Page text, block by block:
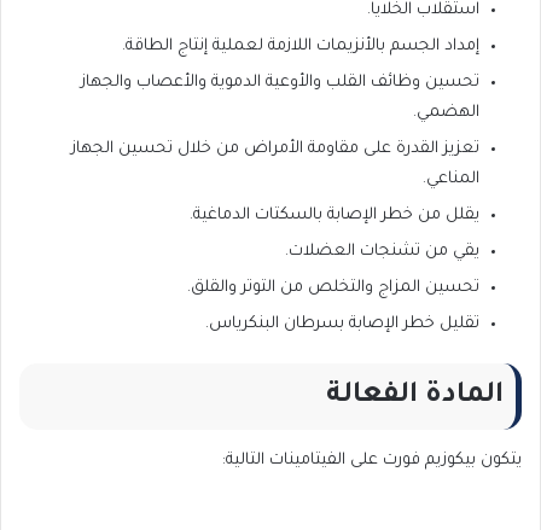
استقلاب الخلايا.
إمداد الجسم بالأنزيمات اللازمة لعملية إنتاج الطاقة.
تحسين وظائف القلب والأوعية الدموية والأعصاب والجهاز
الهضمي.
تعزيز القدرة على مقاومة الأمراض من خلال تحسين الجهاز
المناعي.
يقلل من خطر الإصابة بالسكتات الدماغية.
يقي من تشنجات العضلات.
تحسين المزاج والتخلص من التوتر والقلق.
تقليل خطر الإصابة بسرطان البنكرياس.
المادة الفعالة
يتكون بيكوزيم فورت على الفيتامينات التالية: